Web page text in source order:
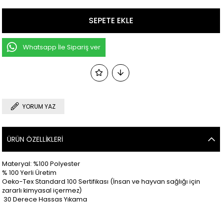
Whatsapp İle Sipariş ver
YORUM YAZ
ÜRÜN ÖZELLIKLERI
Materyal: %100 Polyester
% 100 Yerli Üretim
Oeko-Tex Standard 100 Sertifikası (İnsan ve hayvan sağlığı için
zararlı kimyasal içermez)
30 Derece Hassas Yıkama